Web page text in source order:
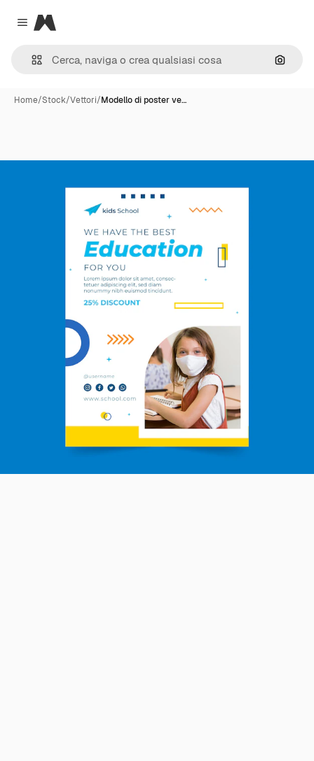
Close menu
Magnific
Cerca
Home/Stock/Vettori/Modello di poster ve…